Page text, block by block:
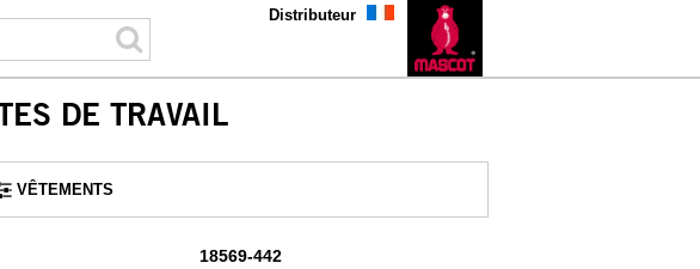
Distributeur
DE TRAVAIL
VÊTEMENTS
18569-442